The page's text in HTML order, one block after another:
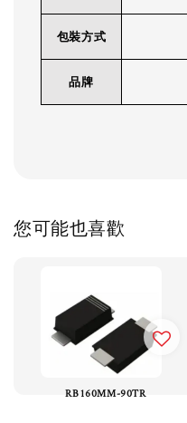
包裝方式
品牌
您可能也喜歡
RB160MM-90TR